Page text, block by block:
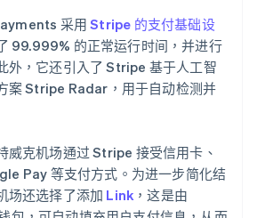
采用Stripe 的支付基础设
99.999% 的正常运行时间，并进行
外，它还引入了 Stripe 基于人工智
案 Stripe Radar，用于自动检测并
威克机场通过 Stripe 接受信用卡、
Pay 等支付方式。为进一步简化结
场还选择了添加 Link ，这是由